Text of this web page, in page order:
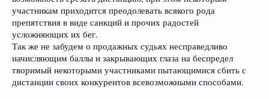
участникам приходится преодолевать всякого рода
препятствия в виде санкций и прочих радостей
усложняющих их бег.
Так же не забудем о продажных судьях несправедливо
начисляющим баллы и закрывающих глаза на беспредел
творимый некоторыми участниками пытающимися сбить с
дистанции своих конкурентов всевозможными способами.